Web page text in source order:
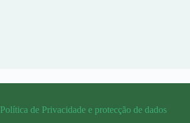
Política de Privacidade e protecção de dados